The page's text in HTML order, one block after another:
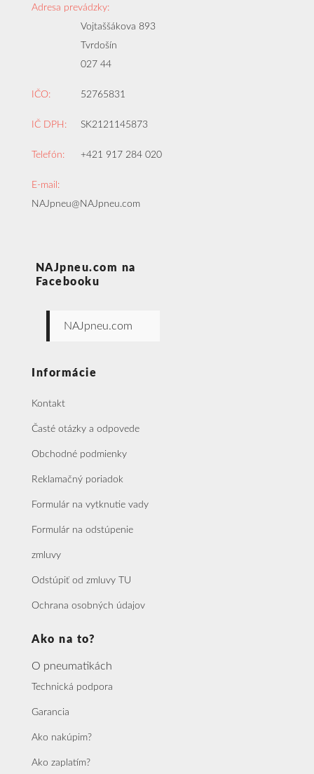
Adresa prevádzky:
Vojtaššákova 893
Tvrdošín
027 44
IČO: 52765831
IČ DPH: SK2121145873
Telefón: +421 917 284 020
E-mail:
NAJpneu@NAJpneu.com
NAJpneu.com na
Facebooku
NAJpneu.com
Informácie
Kontakt
Časté otázky a odpovede
Obchodné podmienky
Reklamačný poriadok
Formulár na vytknutie vady
Formulár na odstúpenie
zmluvy
Odstúpiť od zmluvy TU
Ochrana osobných údajov
Ako na to?
O pneumatikách
Technická podpora
Garancia
Ako nakúpim?
Ako zaplatím?